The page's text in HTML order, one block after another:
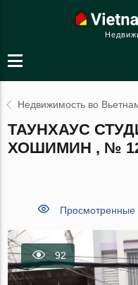
Недвижимость во
ТАУНХАУС
ХОШИМИН , №
Просмотренные
92